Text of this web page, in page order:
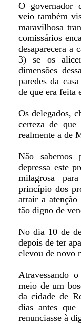
O governador
veio também
maravilhosa
comissários
desaparecera a
3) se os
dimensões
paredes da
de que era feita
Os delegados,
certeza de que
realmente a de
Não
depressa este
milagrosa
princípio dos
atrair a
tão digno de
No dia 10 de
depois de ter
elevou de novo
Atravessando
meio de um
da cidade de
dias antes
renunciasse à